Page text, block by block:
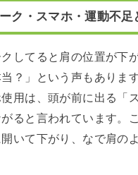
ク・スマホ・運動不足
クしてると肩の位置が下
？」という声もありま
用は、頭が前に出る「
ると言われています。
いて下がり、なで肩の